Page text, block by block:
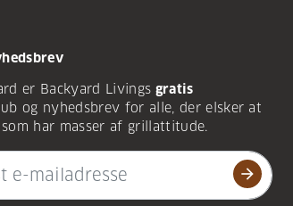
er Backyard Livings gratis
og nyhedsbrev for alle, der elsker at
har masser af grillattitude.
arrow_forward